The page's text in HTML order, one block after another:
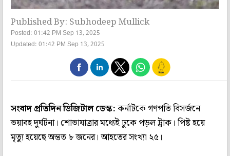
Published By: Subhodeep Mullick
Posted: 01:42 PM Sep 13, 2025
Updated: 01:42 PM Sep 13, 2025
সংবাদ প্রতিদিন ডিজিটাল ডেস্ক:কর্নাটকে গণপতি বিসর্জনে
ভয়াবহ দুর্ঘটনা। শোভাযাত্রার মধ্যেই ঢুকে পড়ল ট্রাক। পিষ্ট হয়ে
মৃত্যু হয়েছে অন্তত ৮ জনের। আহতের সংখ্যা ২৫।